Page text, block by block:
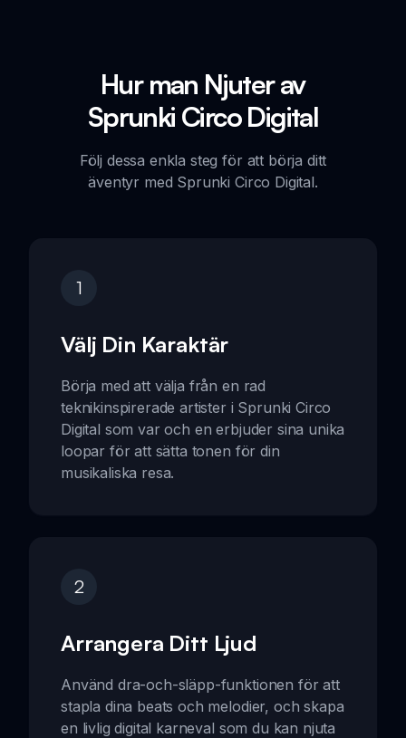
Hur man Njuter av
Sprunki Circo Digital
Följ dessa enkla steg för att börja ditt
äventyr med Sprunki Circo Digital.
1
Välj Din Karaktär
Börja med att välja från en rad
teknikinspirerade artister i Sprunki Circo
Digital som var och en erbjuder sina unika
loopar för att sätta tonen för din
musikaliska resa.
2
Arrangera Ditt Ljud
Använd dra-och-släpp-funktionen för att
stapla dina beats och melodier, och skapa
en livlig digital karneval som du kan njuta